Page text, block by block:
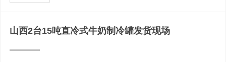
山西2台15吨直冷式牛奶制冷罐发货现场